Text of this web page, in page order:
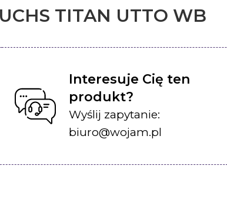
TITAN UTTO WB
Interesuje Cię ten
produkt?
Wyślij zapytanie:
biuro@wojam.pl